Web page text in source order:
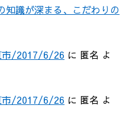
知識が深まる、こだわりの
市/2017/6/26 に 匿名 よ
市/2017/6/26 に 匿名 よ